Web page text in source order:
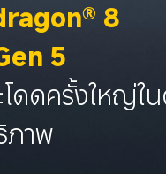
8
5
โดดครั้งใหญ่ใ
ภาพ